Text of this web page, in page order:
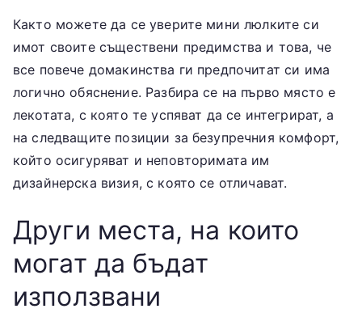
Както можете да се уверите мини люлките си
имот своите съществени предимства и това, че
все повече домакинства ги предпочитат си има
логично обяснение. Разбира се на първо място е
лекотата, с която те успяват да се интегрират, а
на следващите позиции за безупречния комфорт,
който осигуряват и неповторимата им
дизайнерска визия, с която се отличават.
Други места, на които
могат да бъдат
използвани